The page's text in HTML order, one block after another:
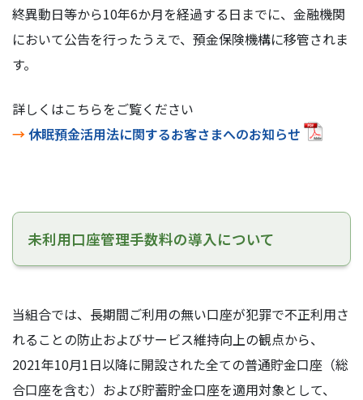
終異動日等から10年6か月を経過する日までに、金融機関
において公告を行ったうえで、預金保険機構に移管されま
す。
詳しくはこちらをご覧ください
→休眠預金活用法に関するお客さまへのお知らせ
未利用口座管理手数料の導入について
当組合では、長期間ご利用の無い口座が犯罪で不正利用さ
れることの防止およびサービス維持向上の観点から、
2021年10月1日以降に開設された全ての普通貯金口座（総
合口座を含む）および貯蓄貯金口座を適用対象として、